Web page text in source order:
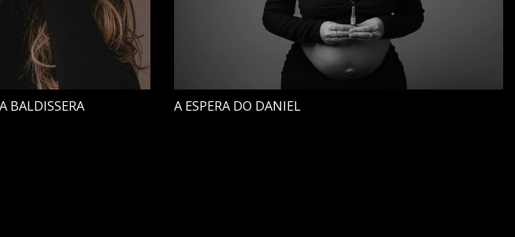
BALDISSERA A ESPERA DO DANIEL